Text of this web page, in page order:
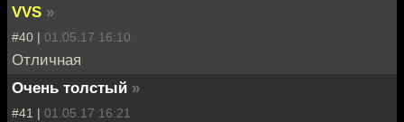
VVS »
#40 | 01.05.17 16:10
Отличная
Очень толстый »
#41 | 01.05.17 16:21